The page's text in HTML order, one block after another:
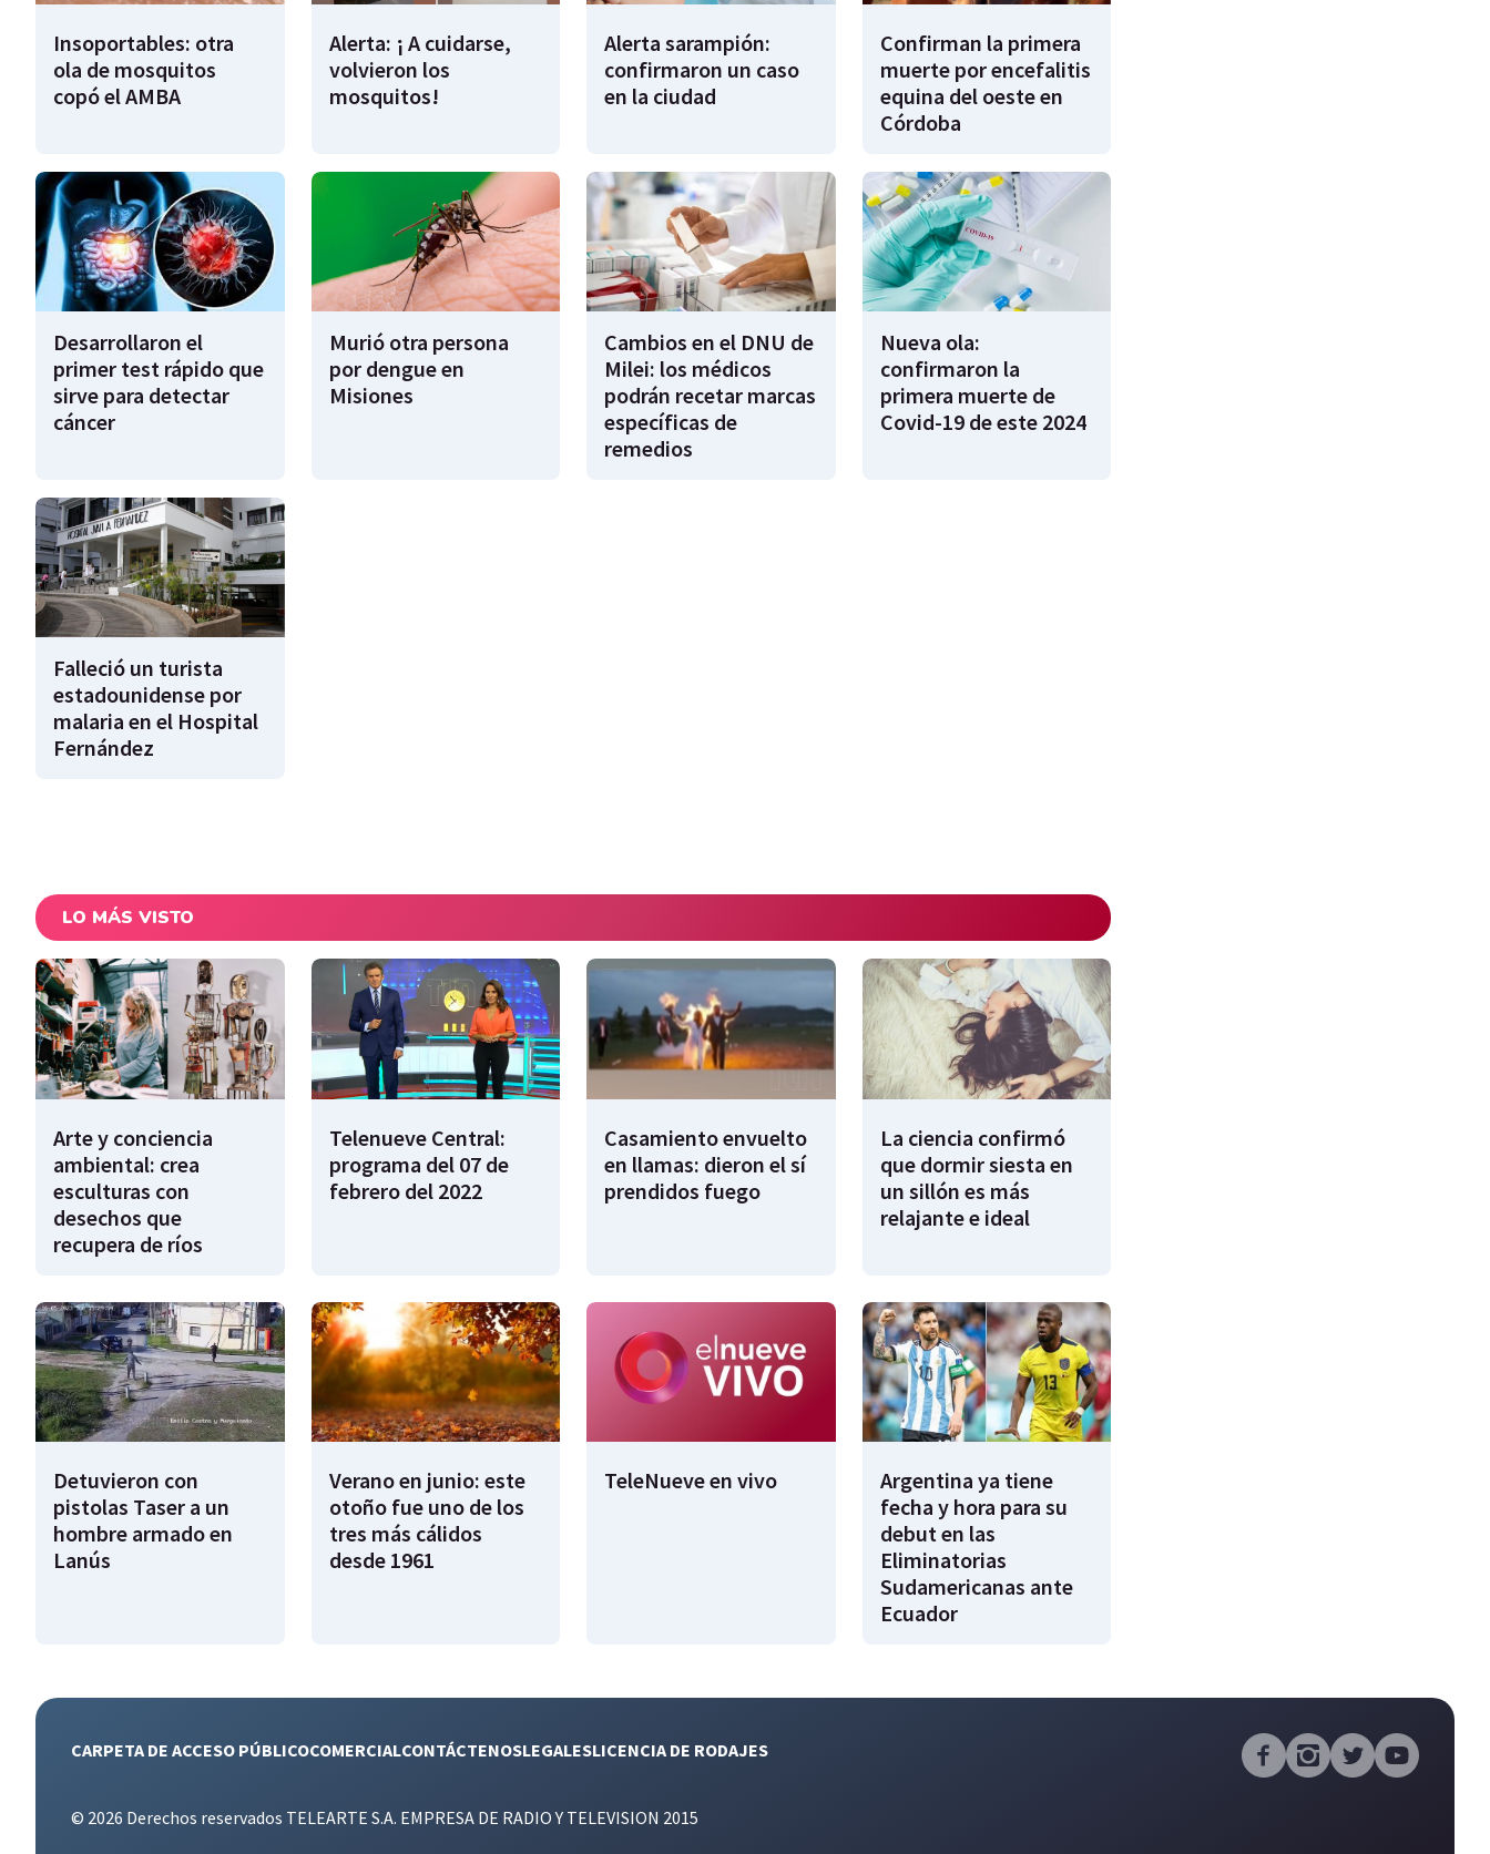
Insoportables: otra
ola de mosquitos
copó el AMBA
Alerta: ¡ A cuidarse,
volvieron los
mosquitos!
Alerta sarampión:
confirmaron un caso
en la ciudad
Confirman la primera
muerte por encefalitis
equina del oeste en
Córdoba
Desarrollaron el
primer test rápido que
sirve para detectar
cáncer
Murió otra persona
por dengue en
Misiones
Cambios en el DNU de
Milei: los médicos
podrán recetar marcas
específicas de
remedios
Nueva ola:
confirmaron la
primera muerte de
Covid-19 de este 2024
Falleció un turista
estadounidense por
malaria en el Hospital
Fernández
LO MÁS VISTO
Arte y conciencia
ambiental: crea
esculturas con
desechos que
recupera de ríos
Telenueve Central:
programa del 07 de
febrero del 2022
Casamiento envuelto
en llamas: dieron el sí
prendidos fuego
La ciencia confirmó
que dormir siesta en
un sillón es más
relajante e ideal
Detuvieron con
pistolas Taser a un
hombre armado en
Lanús
Verano en junio: este
otoño fue uno de los
tres más cálidos
desde 1961
TeleNueve en vivo
Argentina ya tiene
fecha y hora para su
debut en las
Eliminatorias
Sudamericanas ante
Ecuador
CARPETA DE ACCESO PÚBLICOCOMERCIALCONTÁCTENOSLEGALESLICENCIA DE RODAJES
© 2026 Derechos reservados TELEARTE S.A. EMPRESA DE RADIO Y TELEVISION 2015